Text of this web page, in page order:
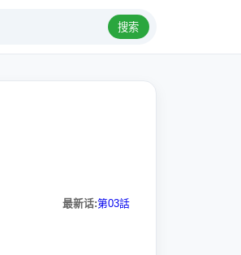
搜索
最新话:第03話